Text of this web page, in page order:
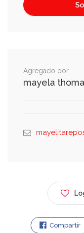
Agregado por
mayela
Compartir